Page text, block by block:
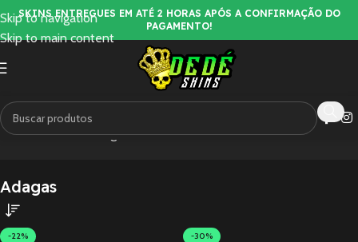
Skip to navigation
Skip to main content
SKINS ENTREGUES EM ATÉ 2 HORAS APÓS A CONFIRMAÇÃO DO
PAGAMENTO!
Início FACAS AdagasExibindo 1–24 de 84 resultados
Adagas
-22% -30%